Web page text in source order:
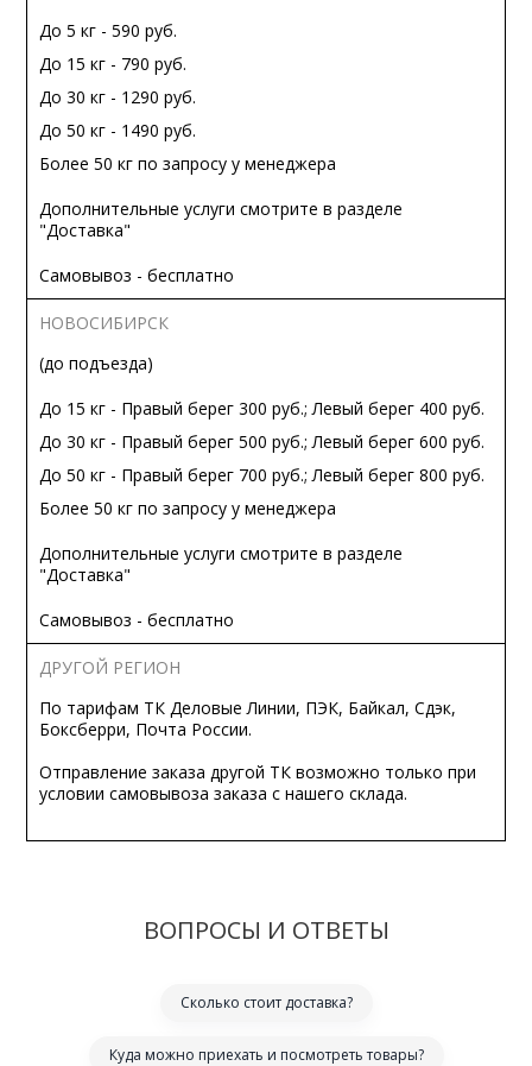
До 5 кг - 590 руб.
До 15 кг - 790 руб.
До 30 кг - 1290 руб.
До 50 кг - 1490 руб.
Более 50 кг по запросу у менеджера
Дополнительные услуги смотрите в разделе
"Доставка"
Самовывоз - бесплатно
НОВОСИБИРСК
(до подъезда)
До 15 кг - Правый берег 300 руб.; Левый берег 400 руб.
До 30 кг - Правый берег 500 руб.; Левый берег 600 руб.
До 50 кг - Правый берег 700 руб.; Левый берег 800 руб.
Более 50 кг по запросу у менеджера
Дополнительные услуги смотрите в разделе
"Доставка"
Самовывоз - бесплатно
ДРУГОЙ РЕГИОН
По тарифам ТК Деловые Линии, ПЭК, Байкал, Сдэк,
Боксберри, Почта России.
Отправление заказа другой ТК возможно только при
условии самовывоза заказа с нашего склада.
ВОПРОСЫ И ОТВЕТЫ
Сколько стоит доставка?
Куда можно приехать и посмотреть товары?